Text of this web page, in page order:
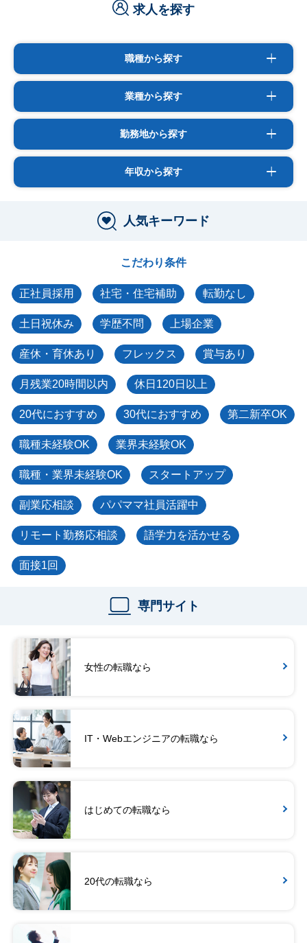
求人を探す
職種から探す
業種から探す
勤務地から探す
年収から探す
人気キーワード
こだわり条件
正社員採用 社宅・住宅補助 転勤なし
土日祝休み 学歴不問 上場企業
産休・育休あり フレックス 賞与あり
月残業20時間以内 休日120日以上
20代におすすめ 30代におすすめ 第二新卒OK
職種未経験OK 業界未経験OK
職種・業界未経験OK スタートアップ
副業応相談 パパママ社員活躍中
リモート勤務応相談 語学力を活かせる
面接1回
専門サイト
女性の転職なら
IT・Webエンジニアの転職なら
はじめての転職なら
20代の転職なら